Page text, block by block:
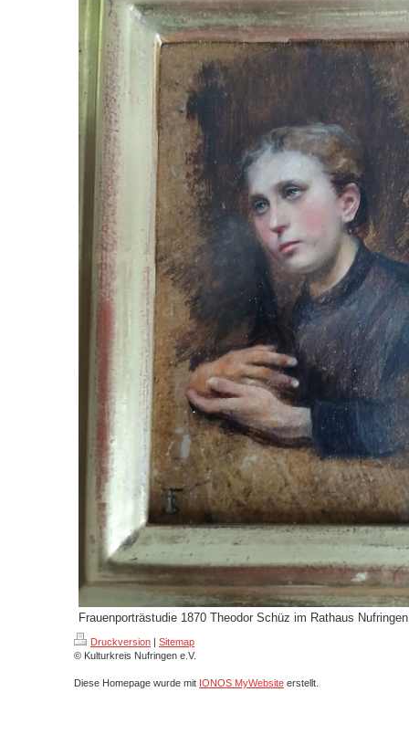
Frauenporträstudie 1870 Theodor Schüz im Rathaus Nufringen
Druckversion | Sitemap
© Kulturkreis Nufringen e.V.
Diese Homepage wurde mit IONOS MyWebsite erstellt.